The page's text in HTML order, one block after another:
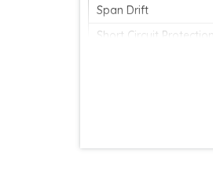
Span Drift
Short Circuit Protection
Power on Value